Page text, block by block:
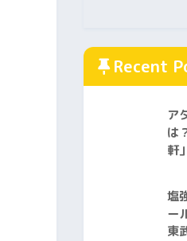
Recent
ア
は
軒」
塩
ー
東